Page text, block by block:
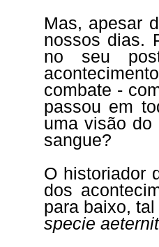
Mas, apesar
nossos dias.
no seu
combate -
passou em
uma visão do
sangue?
O historiador
dos
para baixo,
specie